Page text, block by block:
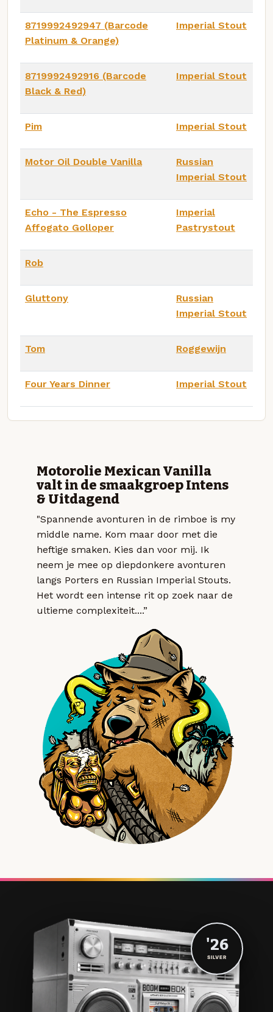
8719992492947 (Barcode
Platinum & Orange)
Imperial Stout
8719992492916 (Barcode
Black & Red)
Imperial Stout
Pim Imperial Stout
Motor Oil Double Vanilla
Russian
Imperial Stout
Echo - The Espresso
Affogato Golloper
Imperial
Pastrystout
Rob
Gluttony
Russian
Imperial Stout
Tom Roggewijn
Four Years Dinner Imperial Stout
Motorolie Mexican Vanilla
valt in de smaakgroep Intens
& Uitdagend
"Spannende avonturen in de rimboe is my
middle name. Kom maar door met die
heftige smaken. Kies dan voor mij. Ik
neem je mee op diepdonkere avonturen
langs Porters en Russian Imperial Stouts.
Het wordt een intense rit op zoek naar de
ultieme complexiteit....”
'26
SILVER